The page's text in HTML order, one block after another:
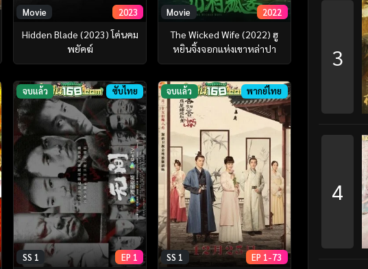
Movie 2023
Hidden Blade (2023) โค่นคม
พยัคฆ์
Movie 2022
The Wicked Wife (2022) ฮู
หยินจิ้งจอกแห่งเขาหล่าปา
จบแล้ว ซับไทย
SS 1 EP 1
จบแล้ว พากย์ไทย
SS 1 EP 1-73
3
4